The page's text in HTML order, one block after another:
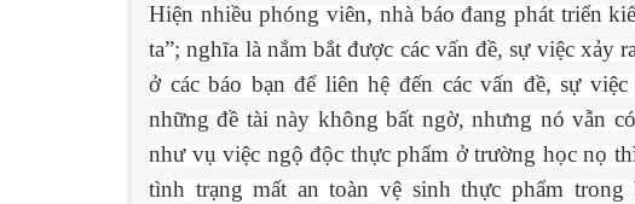
Hiện nhiều phóng viên, nhà báo đang phát triển
ta”; nghĩa là nắm bắt được các vấn đề, sự việc xảy
ở các báo bạn để liên hệ đến các vấn đề, sự
những đề tài này không bất ngờ, nhưng nó vẫn
như vụ việc ngộ độc thực phẩm ở trường học nọ
tình trạng mất an toàn vệ sinh thực phẩm